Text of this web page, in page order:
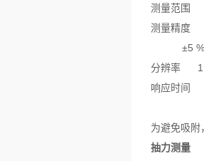
测量范围
测量精度
±5 %
分辨率
响应时间
为避免吸附
抽力测量